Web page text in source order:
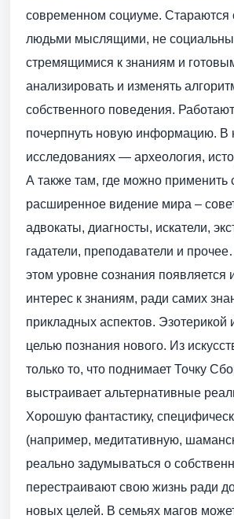
современном социуме. Стараются
людьми мыслящими, не
стремящимися к знаниям и
анализировать и изменять
собственного поведения.
почерпнуть новую информацию. В
исследованиях — археология,
А также там, где можно применить
расширенное видение мира –
адвокаты, диагносты, искатели,
гадатели, преподаватели и
этом уровне сознания появляется
интерес к знаниям, ради самих
прикладных аспектов. Эзотерикой
целью познания нового. Из
только то, что поднимает Точку
выстраивает альтернативные
Хорошую фантастику,
(например, медитативную,
реально задумываться о
перестраивают свою жизнь ради
новых целей. В семьях магов